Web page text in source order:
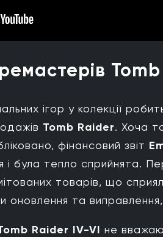
ігор у колекції
Tomb Raider. Хоча
фінансовий звіт
і була тепло сприйнята.
товарів, що
оновлення та
Raider IV-VI не